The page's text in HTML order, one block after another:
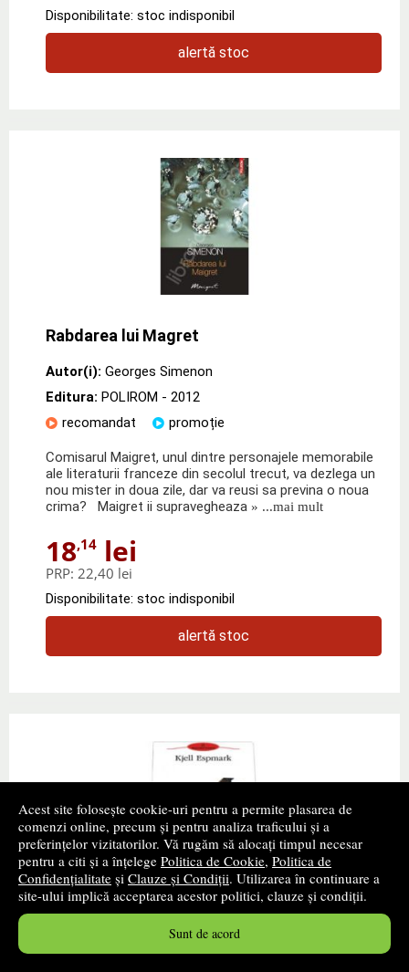
Acest site folosește cookie-uri pentru a permite plasarea de
comenzi online, precum și pentru analiza traficului și a
preferințelor vizitatorilor. Vă rugăm să alocați timpul necesar
pentru a citi și a înțelege Politica de Cookie, Politica de
Confidențialitate și Clauze și Condiții. Utilizarea în continuare a
site-ului implică acceptarea acestor politici, clauze și condiții.
Sunt de acord
Disponibilitate: stoc indisponibil
alertă stoc
Rabdarea lui Magret
Autor(i): Georges Simenon
Editura: POLIROM - 2012
recomandat
promoție
Comisarul Maigret, unul dintre personajele memorabile
ale literaturii franceze din secolul trecut, va dezlega un
nou mister in doua zile, dar va reusi sa previna o noua
crima? Maigret ii supravegheaza » ...mai mult
18,14 lei
PRP: 22,40 lei
Disponibilitate: stoc indisponibil
alertă stoc
Bela Bartok contra celui de-al Treilea Reich
Autor(i): Kjell Espmark